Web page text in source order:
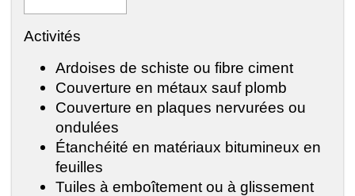
Activités
Ardoises de schiste ou fibre ciment
Couverture en métaux sauf plomb
Couverture en plaques nervurées ou
ondulées
Étanchéité en matériaux bitumineux en
feuilles
Tuiles à emboîtement ou à glissement